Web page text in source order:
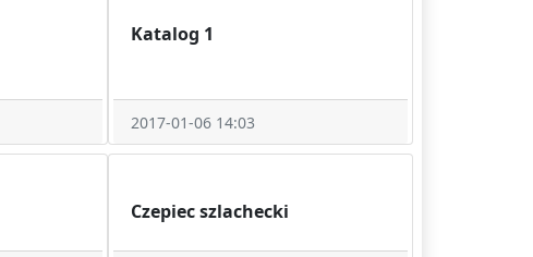
Katalog 1
2017-01-06 14:03
Czepiec szlachecki